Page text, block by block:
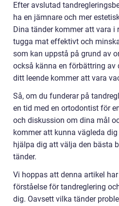
Efter avslutad
ha en jämnare och mer
Dina tänder kommer att vara
tugga mat effektivt och
som kan uppstå på grund av
också känna en förbättring av
ditt leende kommer att vara
Så, om du funderar på
en tid med en ortodontist för
och diskussion om dina mål
kommer att kunna vägleda
hjälpa dig att välja den bästa
tänder.
Vi hoppas att denna artikel
förståelse för tandreglering
dig. Oavsett vilka tänder